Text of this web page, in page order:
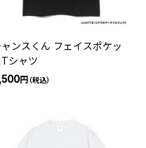
ャンスくん フェイスポケッ
Tシャツ
円（税込）